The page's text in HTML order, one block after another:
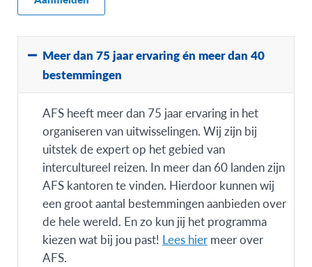
Meer dan 75 jaar ervaring én meer dan 40
bestemmingen
AFS heeft meer dan 75 jaar ervaring in het
organiseren van uitwisselingen. Wij zijn bij
uitstek de expert op het gebied van
intercultureel reizen. In meer dan 60 landen zijn
AFS kantoren te vinden. Hierdoor kunnen wij
een groot aantal bestemmingen aanbieden over
de hele wereld. En zo kun jij het programma
kiezen wat bij jou past! Lees hier meer over
AFS.